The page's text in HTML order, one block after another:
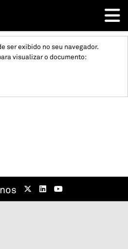
ser exibido no seu navegador.
visualizar o documento: